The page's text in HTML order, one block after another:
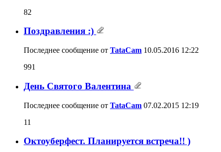
82
Поздравления :)
Последнее сообщение от TataCam 10.05.2016 12:22
991
День Святого Валентина
Последнее сообщение от TataCam 07.02.2015 12:19
11
Октоуберфест. Планируется встреча!! )